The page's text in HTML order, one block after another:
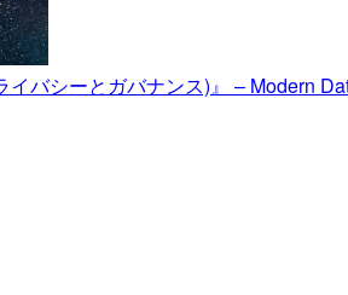
バシーとガバナンス)』 – Modern